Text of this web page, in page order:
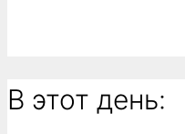
В этот день: